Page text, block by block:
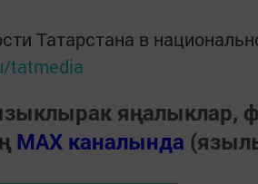
Татарстана в
tatmedia
яңалыклар,
MAX каналында